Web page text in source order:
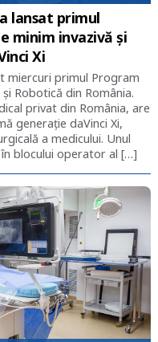
lansat primul
minim invazivă și
Xi
miercuri primul Program
Robotică din România.
privat din România, are
generație daVinci Xi,
a medicului. Unul
blocului operator al […]